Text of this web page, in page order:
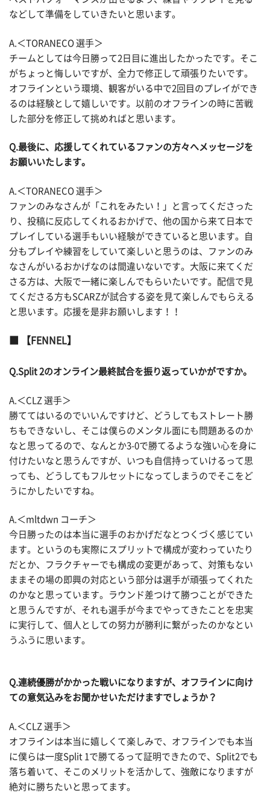
などして準備をしていきたいと思います。
A.＜TORANECO 選手＞
チームとしては今日勝って2日目に進出したかったです。そこ
がちょっと悔しいですが、全力で修正して頑張りたいです。
オフラインという環境、観客がいる中で2回目のプレイができ
るのは経験として嬉しいです。以前のオフラインの時に苦戦
した部分を修正して挑めればと思います。
Q.最後に、応援してくれているファンの方々へメッセージを
お願いいたします。
A.＜TORANECO 選手＞
ファンのみなさんが「これをみたい！」と言ってくださった
り、投稿に反応してくれるおかげで、他の国から来て日本で
プレイしている選手もいい経験ができていると思います。自
分もプレイや練習をしていて楽しいと思うのは、ファンのみ
なさんがいるおかげなのは間違いないです。大阪に来てくだ
さる方は、大阪で一緒に楽しんでもらいたいです。配信で見
てくださる方もSCARZが試合する姿を見て楽しんでもらえる
と思います。応援を是非お願いします！！
【FENNEL】
Q.Split 2のオンライン最終試合を振り返っていかがですか。
A.＜CLZ 選手＞
勝ててはいるのでいいんですけど、どうしてもストレート勝
ちもできないし、そこは僕らのメンタル面にも問題あるのか
なと思ってるので、なんとか3-0で勝てるような強い心を身に
付けたいなと思うんですが、いつも自信持っていけるって思
っても、どうしてもフルセットになってしまうのでそこをど
うにかしたいですね。
A.＜mltdwn コーチ＞
今日勝ったのは本当に選手のおかげだなとつくづく感じてい
ます。というのも実際にスプリットで構成が変わっていたり
だとか、フラクチャーでも構成の変更があって、対策もない
ままその場の即興の対応という部分は選手が頑張ってくれた
のかなと思っています。ラウンド差つけて勝つことができた
と思うんですが、それも選手が今までやってきたことを忠実
に実行して、個人としての努力が勝利に繋がったのかなとい
うふうに思います。
Q.連続優勝がかかった戦いになりますが、オフラインに向け
ての意気込みをお聞かせいただけますでしょうか？
A.＜CLZ 選手＞
オフラインは本当に嬉しくて楽しみで、オフラインでも本当
に僕らは一度Split 1で勝てるって証明できたので、Split2でも
落ち着いて、そこのメリットを活かして、強敵になりますが
絶対に勝ちたいと思ってます。